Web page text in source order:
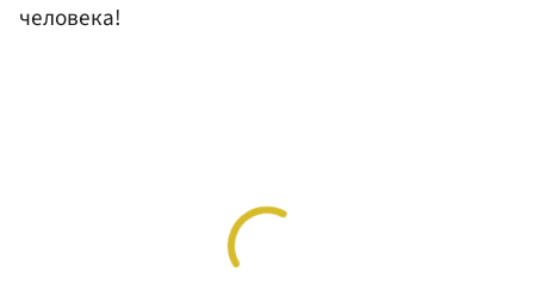
человека!